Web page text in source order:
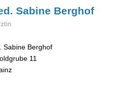
Sabine Berghof
Sabine Berghof
11